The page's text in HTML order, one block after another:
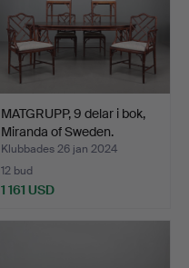
MATGRUPP, 9 delar i bok,
Miranda of Sweden.
Klubbades 26 jan 2024
12 bud
1 161 USD